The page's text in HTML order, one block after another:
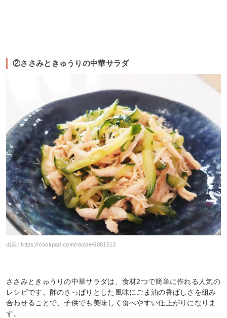
②ささみときゅうりの中華サラダ
出典:https://cookpad.com/recipe/6081513
ささみときゅうりの中華サラダは、食材2つで簡単に作れる人気の
レシピです。酢のさっぱりとした風味にごま油の香ばしさを組み
合わせることで、子供でも美味しく食べやすい仕上がりになりま
す。